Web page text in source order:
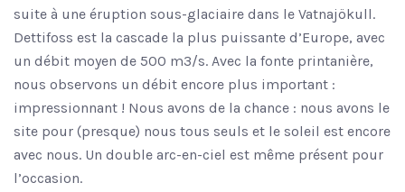
suite à une éruption sous-glaciaire dans le Vatnajökull.
Dettifoss est la cascade la plus puissante d’Europe, avec
un débit moyen de 500 m3/s. Avec la fonte printanière,
nous observons un débit encore plus important :
impressionnant ! Nous avons de la chance : nous avons le
site pour (presque) nous tous seuls et le soleil est encore
avec nous. Un double arc-en-ciel est même présent pour
l’occasion.